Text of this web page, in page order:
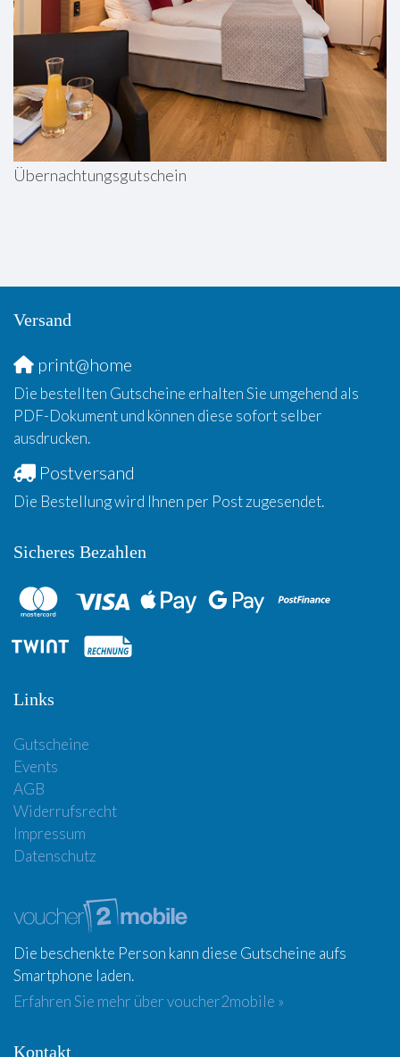
Übernachtungsgutschein
Versand
print@home
Die bestellten Gutscheine erhalten Sie umgehend als
PDF-Dokument und können diese sofort selber
ausdrucken.
Postversand
Die Bestellung wird Ihnen per Post zugesendet.
Sicheres Bezahlen
Links
Gutscheine
Events
AGB
Widerrufsrecht
Impressum
Datenschutz
Die beschenkte Person kann diese Gutscheine aufs
Smartphone laden.
Erfahren Sie mehr über voucher2mobile »
Kontakt